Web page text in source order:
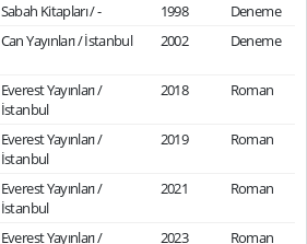
Sabah Kitapları / - 1998
Deneme
Can Yayınları / İstanbul 2002 Deneme
Everest Yayınları /
İstanbul
2018 Roman
Everest Yayınları /
İstanbul
2019 Roman
Everest Yayınları /
İstanbul
2021 Roman
Everest Yayınları /
2023 Roman